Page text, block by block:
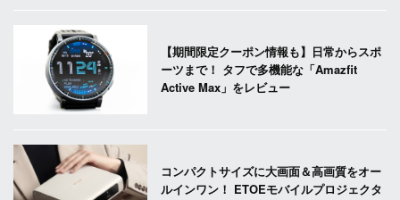
【期間限定クーポン情報も】日常からスポ
ーツまで！ タフで多機能な「Amazfit
Active Max」をレビュー
コンパクトサイズに大画面＆高画質をオー
ルインワン！ ETOEモバイルプロジェクタ